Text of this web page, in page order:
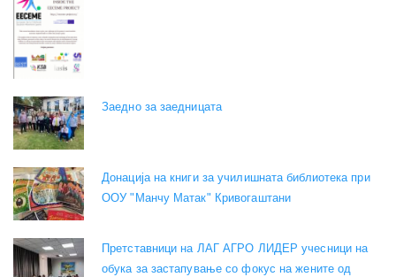
Заедно за заедницата
Донација на книги за училишната библиотека при
ООУ "Манчу Матак" Кривогаштани
Претставници на ЛАГ АГРО ЛИДЕР учесници на
обука за застапување со фокус на жените од